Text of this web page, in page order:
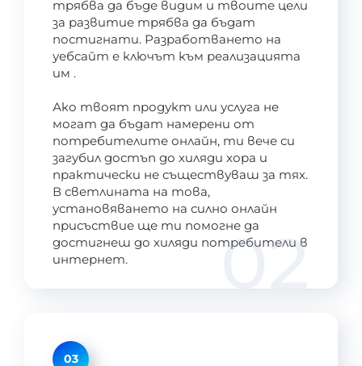
02
трябва да бъде видим и твоите цели
за развитие трябва да бъдат
постигнати. Разработването на
уебсайт е ключът към реализацията
им .
Ако твоят продукт или услуга не
могат да бъдат намерени от
потребителите онлайн, ти вече си
загубил достъп до хиляди хора и
практически не съществуваш за тях.
В светлината на това,
установяването на силно онлайн
присъствие ще ти помогне да
достигнеш до хиляди потребители в
интернет.
03